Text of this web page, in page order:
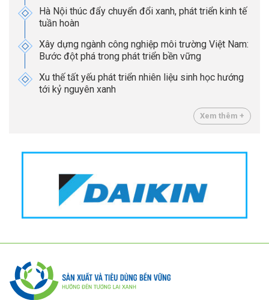
Hà Nội thúc đẩy chuyển đổi xanh, phát triển kinh tế
tuần hoàn
Xây dựng ngành công nghiệp môi trường Việt Nam:
Bước đột phá trong phát triển bền vững
Xu thế tất yếu phát triển nhiên liệu sinh học hướng
tới kỷ nguyên xanh
Xem thêm +